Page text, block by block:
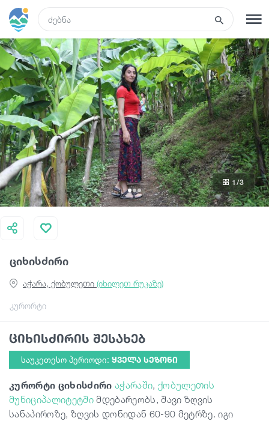
რეგისტრაცია შესვლა
რა ვნახოთ
ტურები
მარშრუტები
სასტუმროები
კვება და ღვინო
სტატიები
ივენთები
ციხისძირი
კურორტი
აჭარა, ქობულეთი (იხილეთ რუკაზე)
1/3
ციხისძირის შესახებ
საუკეთესო პერიოდი: ᲧᲕᲔᲚᲐ ᲡᲔᲖᲝᲜᲘ
კურორტი ციხისძირი აჭარაში, ქობულეთის
მუნიციპალიტეტშიმდებარეობს, შავი ზღვის
სანაპიროზე, ზღვის დონიდან 60-90 მეტრზე. იგი